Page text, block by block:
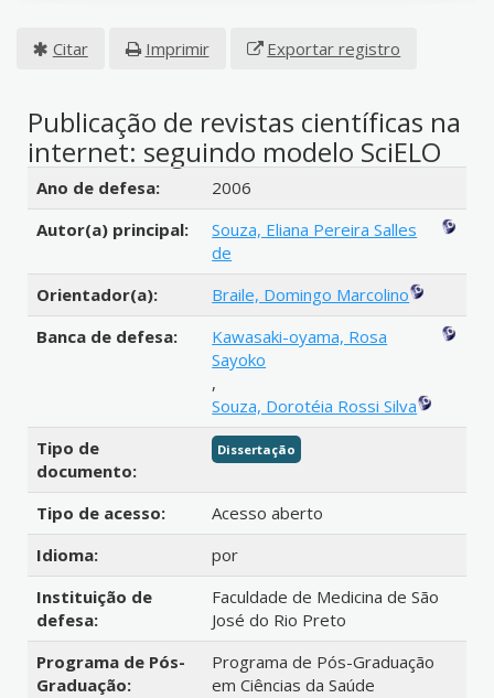
Citar Imprimir Exportar registro
Publicação de revistas científicas na
internet: seguindo modelo SciELO
Detalhes bibliográficos
Ano de defesa:
2006
Autor(a) principal:
Souza, Eliana Pereira Salles
de
Orientador(a):
Braile, Domingo Marcolino
Banca de defesa:
Kawasaki-oyama, Rosa
Sayoko
,
Souza, Dorotéia Rossi Silva
Tipo de
documento:
Dissertação
Tipo de acesso:
Acesso aberto
Idioma:
por
Instituição de
defesa:
Faculdade de Medicina de São
José do Rio Preto
Programa de Pós-
Graduação:
Programa de Pós-Graduação
em Ciências da Saúde